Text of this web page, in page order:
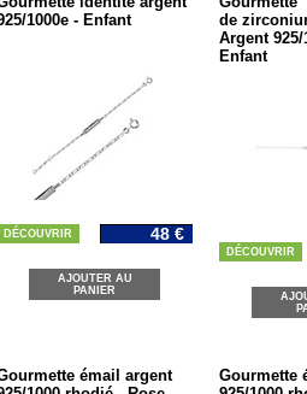
1000e - Enfant
DÉCOUVRIR 48 €
AJOUTER AU
PANIER
de
Argent
Enfant
DÉCOUVRIR
émail argent
Gourmette